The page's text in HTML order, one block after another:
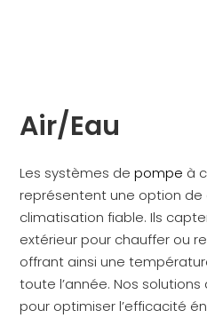
Air/Eau
Les systèmes depompe à
représentent une option
climatisation fiable. Ils
extérieur pour chauffer ou
offrant ainsi une
toute l’année. Nos
pour optimiser l’efficacité